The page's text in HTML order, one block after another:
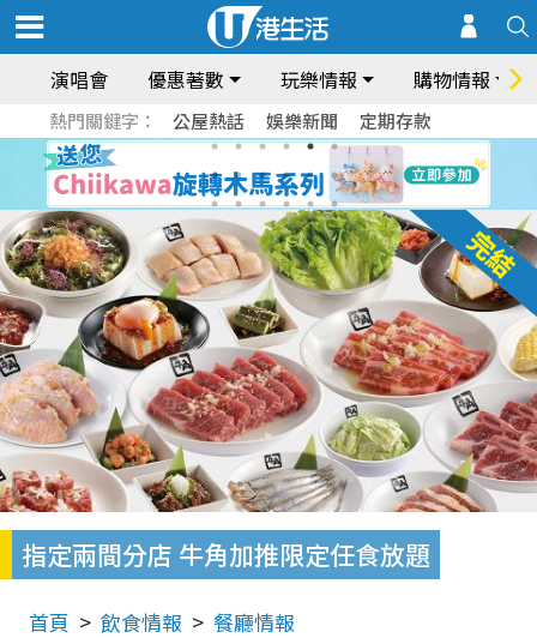
演唱會 優惠著數 玩樂情報 購物情報
熱門關鍵字： 公屋熱話 娛樂新聞 定期存款
指定兩間分店 牛角加推限定任食放題
首頁 飲食情報 餐廳情報